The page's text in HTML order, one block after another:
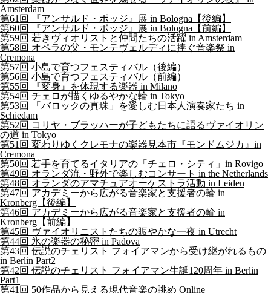
Amsterdam
第61回 『アンサルド・ポッジ』展 in Bologna【後編】
第60回 『アンサルド・ポッジ』展 in Bologna【前編】
第59回 若きヴィオリストと仲間たちの活躍 in Amsterdam
第58回 オペラの父・モンテヴェルディに捧ぐ音楽祭 in
Cremona
第57回 小島で育つフェスティバル（後編）
第56回 小島で育つフェスティバル（前編）
第55回 『変身』を体現する楽器 in Milano
第54回 チェロが描くゆるやかな輪 in Tokyo
第53回 「バロックの真珠」を愛しむ日本人演奏家たち in
Schiedam
第52回 コリヤ・ブラッハーが子どもたちに語るヴァイオリン
の道 in Tokyo
第51回 変わりゆくクレモナの楽器見本市『モンドムジカ』in
Cremona
第50回 若手を育てるイタリアの「チェロ・シティ」in Rovigo
第49回 オランダ流・野外で楽しむコンサート in the Netherlands
第48回 オランダのアマチュアオーケストラ活動 in Leiden
第47回 アカデミーから広がる音楽家と支援者の輪 in
Kronberg【後編】
第46回 アカデミーから広がる音楽家と支援者の輪 in
Kronberg【前編】
第45回 ヴァイオリニストたちの賑やかな一夜 in Utrecht
第44回 氷の楽器の秘密 in Padova
第43回 伝説のチェリスト フォイアマンから受け継がれるもの
in Berlin Part2
第42回 伝説のチェリスト フォイアマン生誕120周年 in Berlin
Part1
第41回 50作品から見える現代音楽の眺め Online